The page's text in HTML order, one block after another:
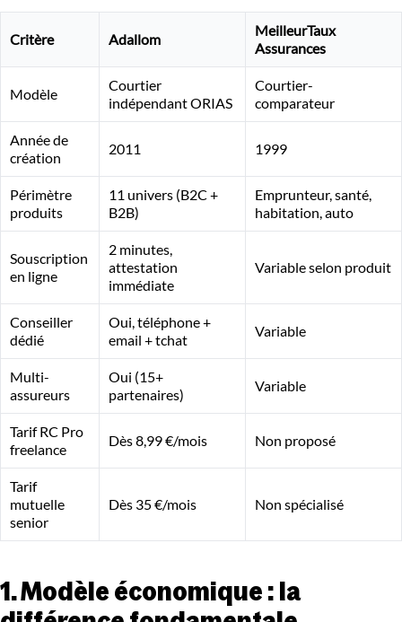
Critère Adallom
MeilleurTaux
Assurances
Modèle
Courtier
indépendant ORIAS
Courtier-
comparateur
Année de
création
2011 1999
Périmètre
produits
11 univers (B2C +
B2B)
Emprunteur, santé,
habitation, auto
Souscription
en ligne
2 minutes,
attestation
immédiate
Variable selon produit
Conseiller
dédié
Oui, téléphone +
email + tchat
Variable
Multi-
assureurs
Oui (15+
partenaires)
Variable
Tarif RC Pro
freelance
Dès 8,99 €/mois Non proposé
Tarif
mutuelle
senior
Dès 35 €/mois Non spécialisé
1. Modèle économique : la